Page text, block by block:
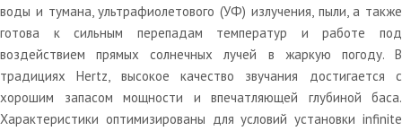
воды и тумана, ультрафиолетового (УФ) излучения, пыли, а также
готова к сильным перепадам температур и работе под
воздействием прямых солнечных лучей в жаркую погоду. В
традициях Hertz, высокое качество звучания достигается с
хорошим запасом мощности и впечатляющей глубиной баса.
Характеристики оптимизированы для условий установки infinite